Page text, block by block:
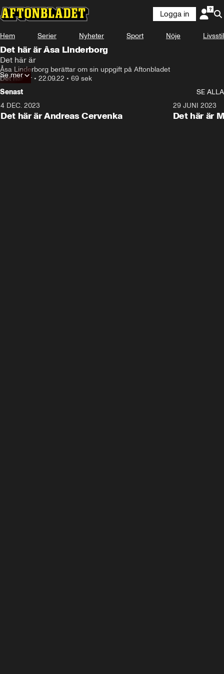
Logga in
Hem Serier Nyheter Sport Nöje Livsstil
Det här är Åsa Linderborg
Det här är
Åsa Linderborg berättar om sin uppgift på Aftonbladet
Det här är • 22.09.22 • 69 sek
Se mer
Senast
SE ALLA
4 DEC. 2023
Det här är Andreas Cervenka
29 JUNI 2023
Det här är